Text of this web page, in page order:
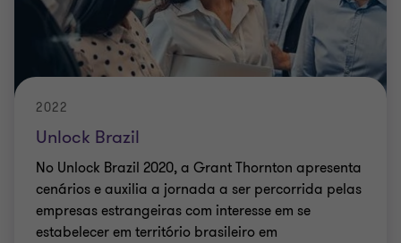
Unlock Brazil
2022
No Unlock Brazil 2020, a Grant Thornton apresenta
cenários e auxilia a jornada a ser percorrida pelas
empresas estrangeiras com interesse em se
estabelecer em território brasileiro em